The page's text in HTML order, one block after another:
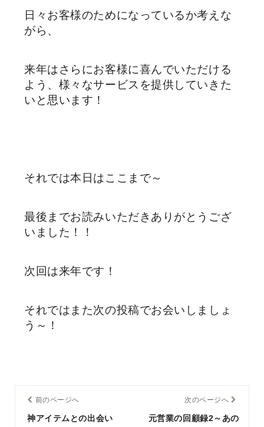
日々お客様のためになっているか考えな
がら、
来年はさらにお客様に喜んでいただける
よう、様々なサービスを提供していきた
いと思います！
それでは本日はここまで～
最後までお読みいただきありがとうござ
いました！！
次回は来年です！
それではまた次の投稿でお会いしましょ
う～！
前のページへ
神アイテムとの出会い
次のページへ
元営業の回顧録2～あの